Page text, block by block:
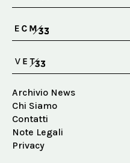
Archivio News
Chi Siamo
Contatti
Note Legali
Privacy